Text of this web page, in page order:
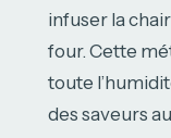
infuser la
four. Cette
toute
des saveurs